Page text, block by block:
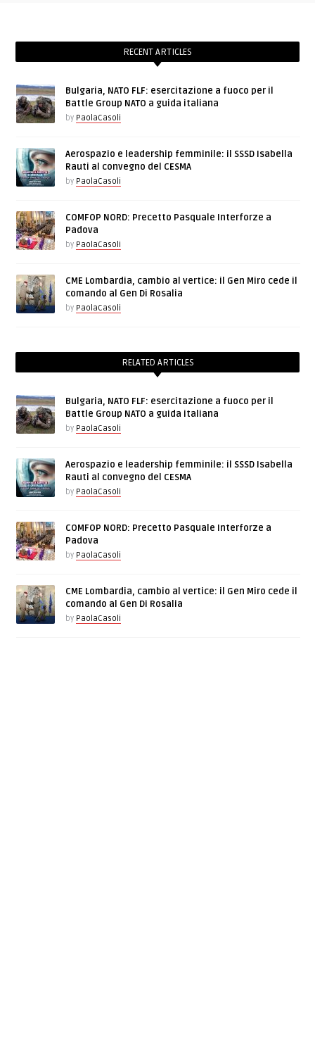
RECENT ARTICLES
Bulgaria, NATO FLF: esercitazione a fuoco per il
Battle Group NATO a guida italiana
by PaolaCasoli
Aerospazio e leadership femminile: il SSSD Isabella
Rauti al convegno del CESMA
by PaolaCasoli
COMFOP NORD: Precetto Pasquale Interforze a
Padova
by PaolaCasoli
CME Lombardia, cambio al vertice: il Gen Miro cede il
comando al Gen Di Rosalia
by PaolaCasoli
RELATED ARTICLES
Bulgaria, NATO FLF: esercitazione a fuoco per il
Battle Group NATO a guida italiana
by PaolaCasoli
Aerospazio e leadership femminile: il SSSD Isabella
Rauti al convegno del CESMA
by PaolaCasoli
COMFOP NORD: Precetto Pasquale Interforze a
Padova
by PaolaCasoli
CME Lombardia, cambio al vertice: il Gen Miro cede il
comando al Gen Di Rosalia
by PaolaCasoli